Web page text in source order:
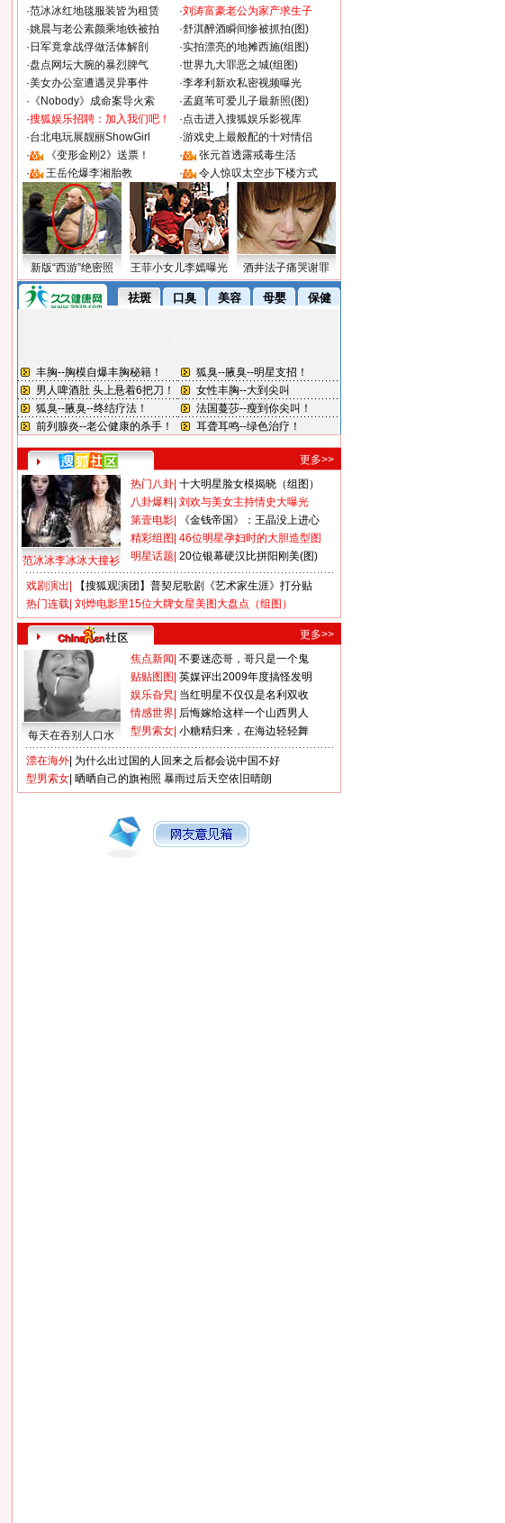
·范冰冰红地毯服装皆为租赁 ·刘涛富豪老公为家产求生子
·姚晨与老公素颜乘地铁被拍 ·舒淇醉酒瞬间惨被抓拍(图)
· 日军竟拿战俘做活体解剖 ·实拍漂亮的地摊西施(组图)
·盘点网坛大腕的暴烈脾气 ·世界九大罪恶之城(组图)
·美女办公室遭遇灵异事件 ·李孝利新欢私密视频曝光
· 《Nobody》成命案导火索 ·孟庭苇可爱儿子最新照(图)
·搜狐娱乐招聘：加入我们吧！ ·点击进入搜狐娱乐影视库
·台北电玩展靓丽ShowGirl ·游戏史上最般配的十对情侣
·
《变形金刚2》送票！ ·
张元首透露戒毒生活
·
王岳伦爆李湘胎教 · 令人惊叹太空步下楼方式
新版“西游”绝密照 王菲小女儿李嫣曝光 酒井法子痛哭谢罪
更多>>
范冰冰李冰冰大撞衫
热门八卦 十大明星脸女模揭晓（组图）
八卦爆料 刘欢与美女主持情史大曝光
第壹电影
《金钱帝国》：王晶没上进心
精彩组图 46位明星孕妇时的大胆造型图
明星话题 20位银幕硬汉比拼阳刚美(图)
戏剧演出
【搜狐观演团】普契尼歌剧《艺术家生涯》打分贴
热门连载 刘烨电影里15位大牌女星美图大盘点（组图）
更多>>
每天在吞别人口水
焦点新闻 不要迷恋哥，哥只是一个鬼
贴贴图图 英媒评出2009年度搞怪发明
娱乐旮旯 当红明星不仅仅是名利双收
情感世界 后悔嫁给这样一个山西男人
型男索女 小糖精归来，在海边轻轻舞
漂在海外 为什么出过国的人回来之后都会说中国不好
型男索女 晒晒自己的旗袍照 暴雨过后天空依旧晴朗